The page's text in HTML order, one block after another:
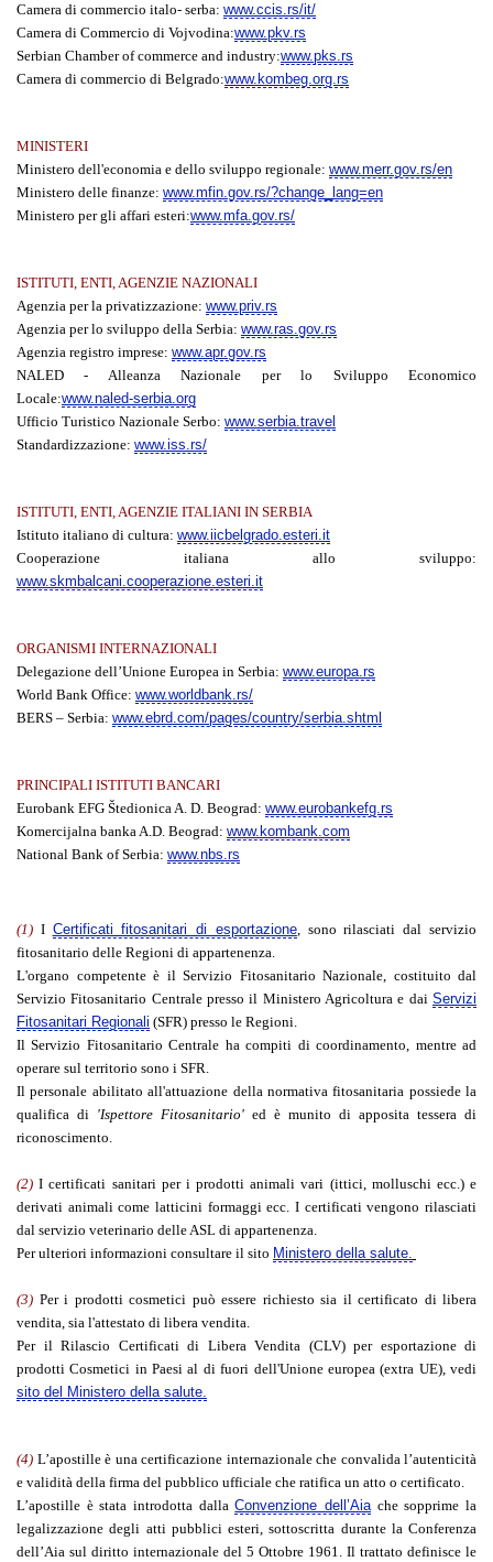
Camera di commercio italo- serba: www.ccis.rs/it/
Camera di Commercio di Vojvodina:www.pkv.rs
Serbian Chamber of commerce and industry:www.pks.rs
Camera di commercio di Belgrado:www.kombeg.org.rs
MINISTERI
Ministero dell'economia e dello sviluppo regionale: www.merr.gov.rs/en
Ministero delle finanze: www.mfin.gov.rs/?change_lang=en
Ministero per gli affari esteri:www.mfa.gov.rs/
ISTITUTI, ENTI, AGENZIE NAZIONALI
Agenzia per la privatizzazione: www.priv.rs
Agenzia per lo sviluppo della Serbia: www.ras.gov.rs
Agenzia registro imprese: www.apr.gov.rs
NALED - Alleanza Nazionale per lo Sviluppo Economico
Locale:www.naled-serbia.org
Ufficio Turistico Nazionale Serbo: www.serbia.travel
Standardizzazione: www.iss.rs/
ISTITUTI, ENTI, AGENZIE ITALIANI IN SERBIA
Istituto italiano di cultura: www.iicbelgrado.esteri.it
Cooperazione italiana allo sviluppo:
www.skmbalcani.cooperazione.esteri.it
ORGANISMI INTERNAZIONALI
Delegazione dell’Unione Europea in Serbia: www.europa.rs
World Bank Office: www.worldbank.rs/
BERS – Serbia: www.ebrd.com/pages/country/serbia.shtml
PRINCIPALI ISTITUTI BANCARI
Eurobank EFG Štedionica A. D. Beograd: www.eurobankefg.rs
Komercijalna banka A.D. Beograd: www.kombank.com
National Bank of Serbia: www.nbs.rs
(1) I Certificati fitosanitari di esportazione, sono rilasciati dal servizio
fitosanitario delle Regioni di appartenenza.
L'organo competente è il Servizio Fitosanitario Nazionale, costituito dal
Servizio Fitosanitario Centrale presso il Ministero Agricoltura e dai Servizi
Fitosanitari Regionali (SFR) presso le Regioni.
Il Servizio Fitosanitario Centrale ha compiti di coordinamento, mentre ad
operare sul territorio sono i SFR.
Il personale abilitato all'attuazione della normativa fitosanitaria possiede la
qualifica di 'Ispettore Fitosanitario' ed è munito di apposita tessera di
riconoscimento.
(2)I certificati sanitari per i prodotti animali vari (ittici, molluschi ecc.) e
derivati animali come latticini formaggi ecc. I certificati vengono rilasciati
dal servizio veterinario delle ASL di appartenenza.
Per ulteriori informazioni consultare il sito Ministero della salute.
(3) Per i prodotti cosmetici può essere richiesto sia il certificato di libera
vendita, sia l'attestato di libera vendita.
Per il Rilascio Certificati di Libera Vendita (CLV) per esportazione di
prodotti Cosmetici in Paesi al di fuori dell'Unione europea (extra UE), vedi
sito del Ministero della salute.
(4) L’apostille è una certificazione internazionaleche convalida l’autenticità
e validità della firma del pubblico ufficiale che ratifica un atto o certificato.
L’apostille è stata introdotta dallaConvenzione dell’Aiache sopprime la
legalizzazione degli atti pubblici esteri, sottoscritta durante la Conferenza
dell’Aia sul diritto internazionale del 5 Ottobre 1961. Il trattato definisce le